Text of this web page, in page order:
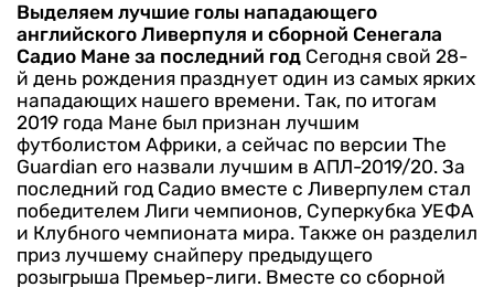
Выделяем лучшие голы нападающего
английского Ливерпуля и сборной Сенегала
Садио Мане за последний год Сегодня свой 28-
й день рождения празднует один из самых ярких
нападающих нашего времени. Так, по итогам
2019 года Мане был признан лучшим
футболистом Африки, а сейчас по версии The
Guardian его назвали лучшим в АПЛ-2019/20. За
последний год Садио вместе с Ливерпулем стал
победителем Лиги чемпионов, Суперкубка УЕФА
и Клубного чемпионата мира. Также он разделил
приз лучшему снайперу предыдущего
розыгрыша Премьер-лиги. Вместе со сборной